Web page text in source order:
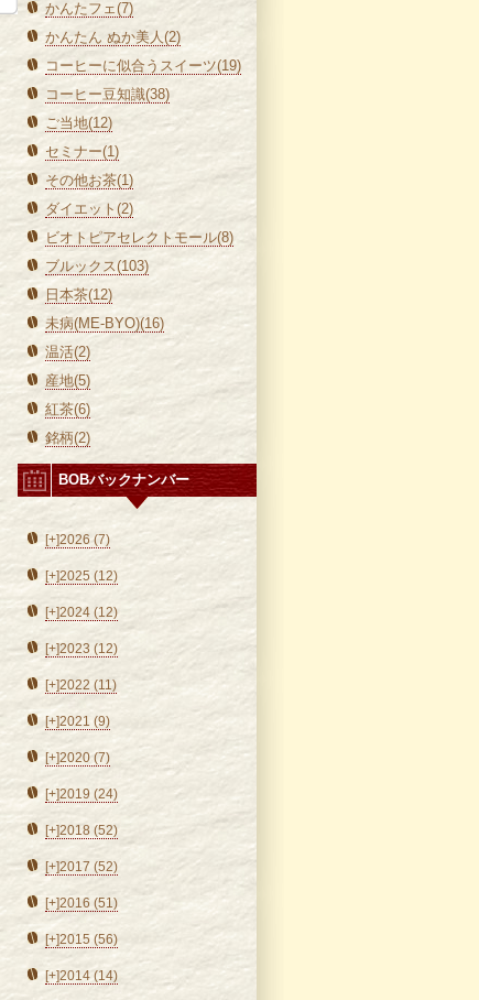
かんたフェ(7)
かんたん ぬか美人(2)
コーヒーに似合うスイーツ(19)
コーヒー豆知識(38)
ご当地(12)
セミナー(1)
その他お茶(1)
ダイエット(2)
ビオトピアセレクトモール(8)
ブルックス(103)
日本茶(12)
未病(ME-BYO)(16)
温活(2)
産地(5)
紅茶(6)
銘柄(2)
BOBバックナンバー
[+]2026 (7)
[+]2025 (12)
[+]2024 (12)
[+]2023 (12)
[+]2022 (11)
[+]2021 (9)
[+]2020 (7)
[+]2019 (24)
[+]2018 (52)
[+]2017 (52)
[+]2016 (51)
[+]2015 (56)
[+]2014 (14)